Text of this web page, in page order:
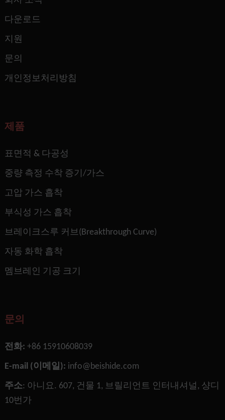
다운로드
지원
문의
개인정보처리방침
제품
표면적 & 다공성
중량 측정 수착 증기/가스
고압 가스 흡착
부식성 가스 흡착
브레이크스루 커브(Breakthrough Curve)
자동 화학 흡착
멤브레인 기공 크기
문의
전화: +86 15910608039
E-mail (이메일): info@beishide.com
주소: 아니요. 607, 건물 1, 브릴리언트 인터내셔널, 샹디
10번가